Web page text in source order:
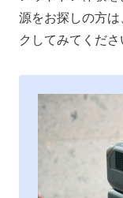
源をお探しの方は
クしてみてくださ